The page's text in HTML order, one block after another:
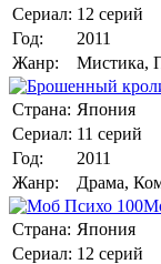
Сериал: 12 серий
Год:
2011
Жанр:
Мистика,
Страна: Япония
Сериал: 11 серий
Год:
2011
Жанр:
Драма,
Страна: Япония
Сериал: 12 серий